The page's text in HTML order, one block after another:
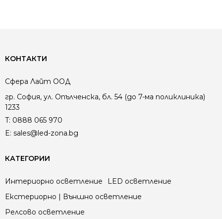
КОНТАКТИ
Сфера Лайт ООД
гр. София, ул. Опълченска, бл. 54 (до 7-ма поликлиника)
1233
T: 0888 065 970
E: sales@led-zona.bg
КАТЕГОРИИ
Интериорно осветление
LED осветление
Екстериорно | Външно осветление
Релсово осветление